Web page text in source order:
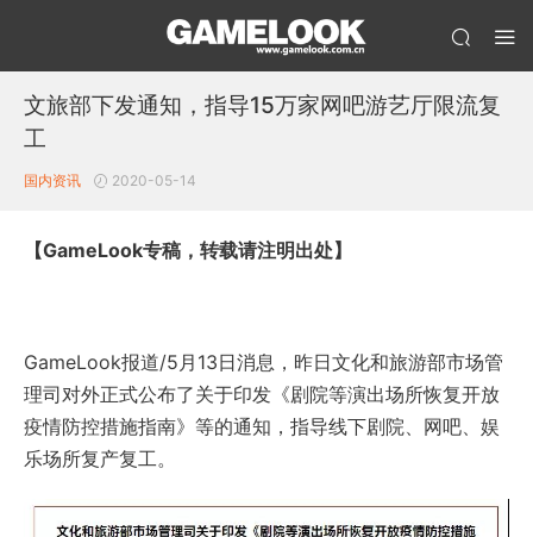
文旅部下发通知，指导15万家网吧游艺厅限流复
工
国内资讯 2020-05-14
【GameLook专稿，转载请注明出处】
GameLook报道/5月13日消息，昨日文化和旅游部市场管
理司对外正式公布了关于印发《剧院等演出场所恢复开放
疫情防控措施指南》等的通知，指导线下剧院、网吧、娱
乐场所复产复工。